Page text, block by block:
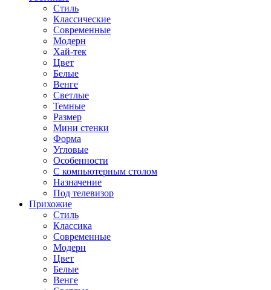
Стиль
Классические
Современные
Модерн
Хай-тек
Цвет
Белые
Венге
Светлые
Темные
Размер
Мини стенки
Форма
Угловые
Особенности
С компьютерным столом
Назначение
Под телевизор
Прихожие
Стиль
Классика
Современные
Модерн
Цвет
Белые
Венге